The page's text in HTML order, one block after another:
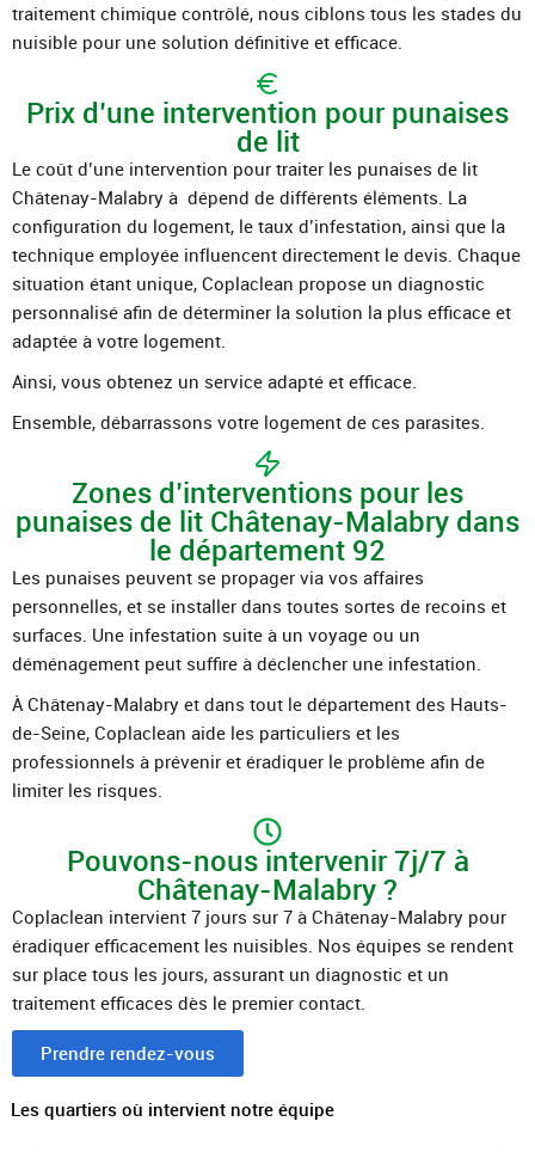
traitement chimique contrôlé, nous ciblons tous les stades du
nuisible pour une solution définitive et efficace.
Prix d’une intervention pour punaises
de lit
Le coût d’une intervention pour traiter les punaises de lit
Châtenay-Malabry à dépend de différents éléments. La
configuration du logement, le taux d’infestation, ainsi que la
technique employée influencent directement le devis. Chaque
situation étant unique, Coplaclean propose un diagnostic
personnalisé afin de déterminer la solution la plus efficace et
adaptée à votre logement.
Ainsi, vous obtenez un service adapté et efficace.
Ensemble, débarrassons votre logement de ces parasites.
Zones d’interventions pour les
punaises de lit Châtenay-Malabry dans
le département 92
Les punaises peuvent se propager via vos affaires
personnelles, et se installer dans toutes sortes de recoins et
surfaces. Une infestation suite à un voyage ou un
déménagement peut suffire à déclencher une infestation.
À Châtenay-Malabry et dans tout le département des Hauts-
de-Seine, Coplaclean aide les particuliers et les
professionnels à prévenir et éradiquer le problème afin de
limiter les risques.
Pouvons-nous intervenir 7j/7 à
Châtenay-Malabry ?
Coplaclean intervient 7 jours sur 7 à Châtenay-Malabry pour
éradiquer efficacement les nuisibles. Nos équipes se rendent
sur place tous les jours, assurant un diagnostic et un
traitement efficaces dès le premier contact.
Prendre rendez-vous
Les quartiers où intervient notre équipe